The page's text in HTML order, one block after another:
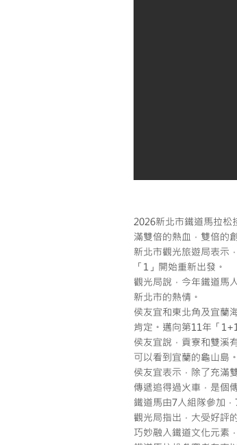
2026新北市鐵道馬拉松
滿雙倍的熱血，雙倍的
新北市觀光旅遊局表示
「1」開始重新出發。
觀光局說，今年鐵道馬
新北市的熱情。
侯友宜和東北角及宜蘭
肯定。邁向第11年「
侯友宜說，貢寮和雙溪
可以看到宜蘭的龜山島。
侯友宜表示，除了充滿
傳遞追得過火車，是個
鐵道馬由7人組隊參加
觀光局指出，大受好評
巧妙融入鐵道文化元素